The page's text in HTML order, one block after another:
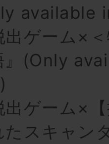
available
出ゲーム×
』(Only
出ゲーム×
たスキャン